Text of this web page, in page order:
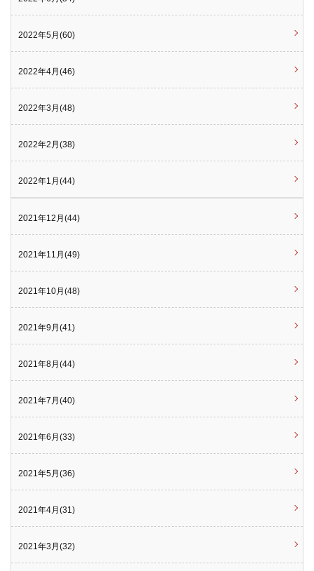
2022年5月(60)
2022年4月(46)
2022年3月(48)
2022年2月(38)
2022年1月(44)
2021年12月(44)
2021年11月(49)
2021年10月(48)
2021年9月(41)
2021年8月(44)
2021年7月(40)
2021年6月(33)
2021年5月(36)
2021年4月(31)
2021年3月(32)